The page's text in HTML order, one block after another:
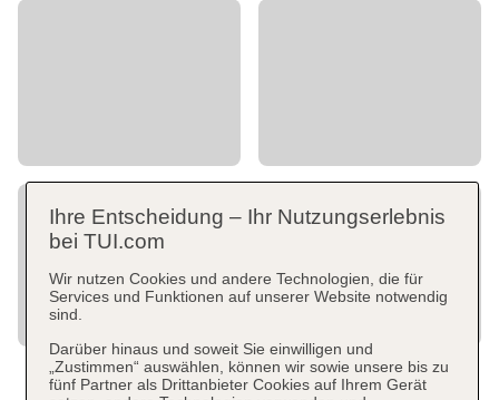
Ihre Entscheidung – Ihr Nutzungserlebnis
bei TUI.com
Wir nutzen Cookies und andere Technologien, die für
Services und Funktionen auf unserer Website notwendig
sind.
Darüber hinaus und soweit Sie einwilligen und
„Zustimmen“ auswählen, können wir sowie unsere bis zu
fünf Partner als Drittanbieter Cookies auf Ihrem Gerät